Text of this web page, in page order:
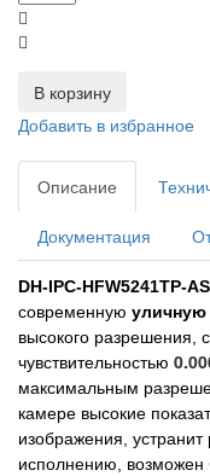
В корзину
Добавить в избранное
Описание
Документация
DH-IPC-HFW5241TP-
современную уличную
высокого разрешения,
чувствительностью
максимальным
камере высокие
изображения,
исполнению, возможен